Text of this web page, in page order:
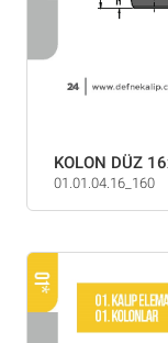
KOLON DÜZ
01.01.04.16_160